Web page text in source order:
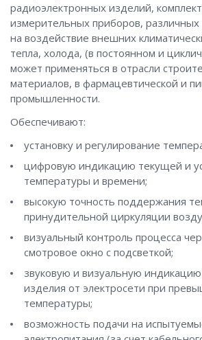
радиоэлектронных изделий,
измерительных приборов,
на воздействие внешних
тепла, холода, (в постоянном и
может применяться в отрасли
материалов, в фармацевтической и
промышленности.
Обеспечивают:
установку и регулирование
цифровую индикацию текущей и
температуры и времени;
высокую точность поддержания
принудительной циркуляции
визуальный контроль процесса
смотровое окно с подсветкой;
звуковую и визуальную
изделия от электросети при
температуры;
возможность подачи на